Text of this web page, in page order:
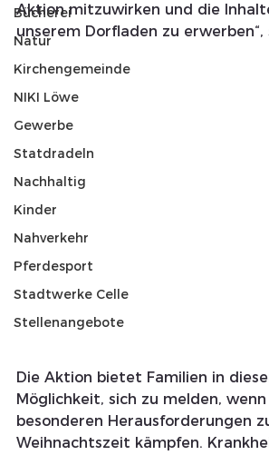
Bücherei
Natur
Kirchengemeinde
NIKI Löwe
Gewerbe
Statdradeln
Nachhaltig
Kinder
Nahverkehr
Pferdesport
Stadtwerke Celle
Stellenangebote
Aktion mitzuwirken und die
unserem Dorfladen zu
Die Aktion bietet Familien in
Möglichkeit, sich zu melden,
besonderen Herausforderungen
Weihnachtszeit kämpfen.